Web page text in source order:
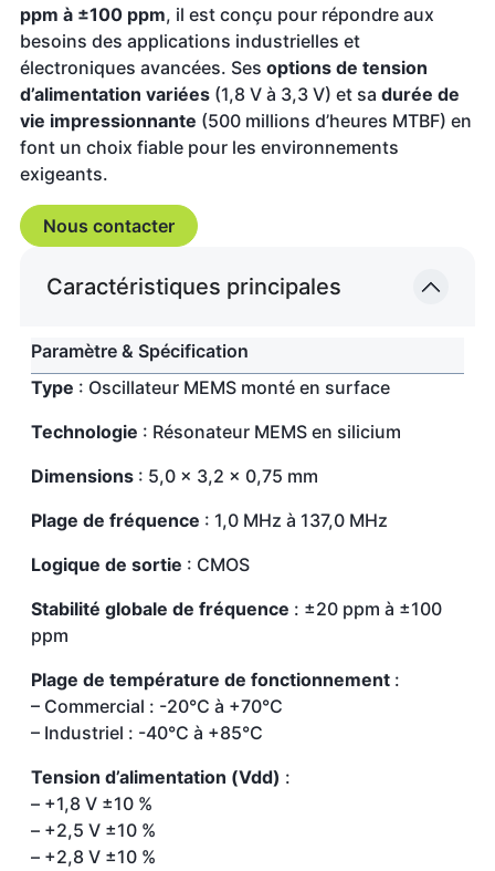
ppm à ±100 ppm, il est conçu pour répondre aux
besoins des applications industrielles et
électroniques avancées. Ses options de tension
d’alimentation variées (1,8 V à 3,3 V) et sa durée de
vie impressionnante (500 millions d’heures MTBF) en
font un choix fiable pour les environnements
exigeants.
Nous contacter
Caractéristiques principales
Paramètre & Spécification
Type : Oscillateur MEMS monté en surface
Technologie : Résonateur MEMS en silicium
Dimensions : 5,0 × 3,2 × 0,75 mm
Plage de fréquence : 1,0 MHz à 137,0 MHz
Logique de sortie : CMOS
Stabilité globale de fréquence : ±20 ppm à ±100
ppm
Plage de température de fonctionnement :
– Commercial : -20°C à +70°C
– Industriel : -40°C à +85°C
Tension d’alimentation (Vdd) :
– +1,8 V ±10 %
– +2,5 V ±10 %
– +2,8 V ±10 %